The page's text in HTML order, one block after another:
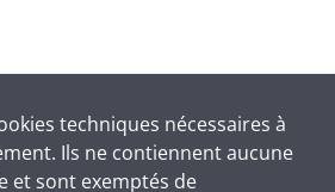
techniques nécessaires à
Ils ne contiennent aucune
et sont exemptés de